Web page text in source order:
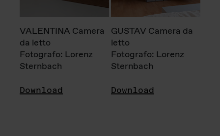
VALENTINA Camera
da letto
Fotografo: Lorenz
Sternbach
Download
GUSTAV Camera da
letto
Fotografo: Lorenz
Sternbach
Download